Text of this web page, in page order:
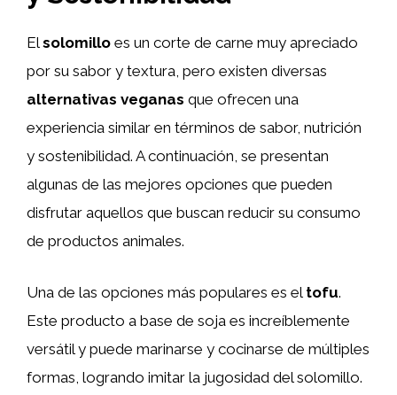
Elsolomillo es un corte de carne muy apreciado
por su sabor y textura, pero existen diversas
alternativas veganas que ofrecen una
experiencia similar en términos de sabor, nutrición
y sostenibilidad. A continuación, se presentan
algunas de las mejores opciones que pueden
disfrutar aquellos que buscan reducir su consumo
de productos animales.
Una de las opciones más populares es el tofu.
Este producto a base de soja es increíblemente
versátil y puede marinarse y cocinarse de múltiples
formas, logrando imitar la jugosidad del solomillo.